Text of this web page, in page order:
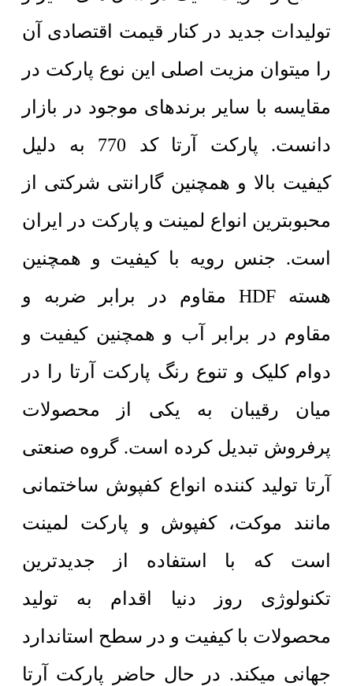
تولیدات جدید در کنار قیمت اقتصادی آن
را میتوان مزیت اصلی این نوع پارکت در
مقایسه با سایر برندهای موجود در بازار
دانست. پارکت آرتا کد 770 به دلیل
کیفیت بالا و همچنین گارانتی شرکتی از
محبوبترین انواع لمینت و پارکت در ایران
است. جنس رویه با کیفیت و همچنین
هسته HDF مقاوم در برابر ضربه و
مقاوم در برابر آب و همچنین کیفیت و
دوام کلیک و تنوع رنگ پارکت آرتا را در
میان رقیبان به یکی از محصولات
پرفروش تبدیل کرده است. گروه صنعتی
آرتا تولید کننده انواع کفپوش ساختمانی
مانند موکت، کفپوش و پارکت لمینت
است که با استفاده از جدیدترین
تکنولوژی روز دنیا اقدام به تولید
محصولات با کیفیت و در سطح استاندارد
جهانی میکند. در حال حاضر پارکت آرتا